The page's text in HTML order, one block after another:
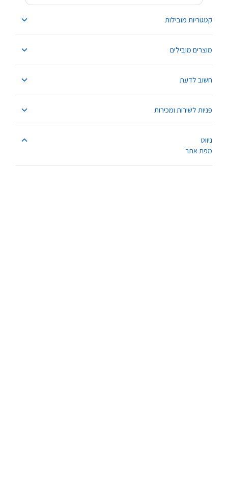
קטגוריות מובילות
מוצרים מובילים
חשוב לדעת
פניות לשירות ומכירות
ניווט
מפת אתר